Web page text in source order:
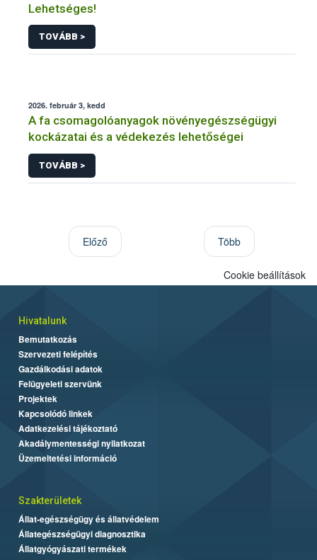
Lehetséges!
TOVÁBB >
2026. február 3, kedd
A fa csomagolóanyagok növényegészségügyi
kockázatai és a védekezés lehetőségei
TOVÁBB >
Előző Több
Cookie beállítások
Hivatalunk
Bemutatkozás
Szervezeti felépítés
Gazdálkodási adatok
Felügyeleti szervünk
Projektek
Kapcsolódó linkek
Adatkezelési tájékoztató
Akadálymentességi nyilatkozat
Üzemeltetési információ
Szakterületek
Állat-egészségügy és állatvédelem
Állategészségügyi diagnosztika
Állatgyógyászati termékek